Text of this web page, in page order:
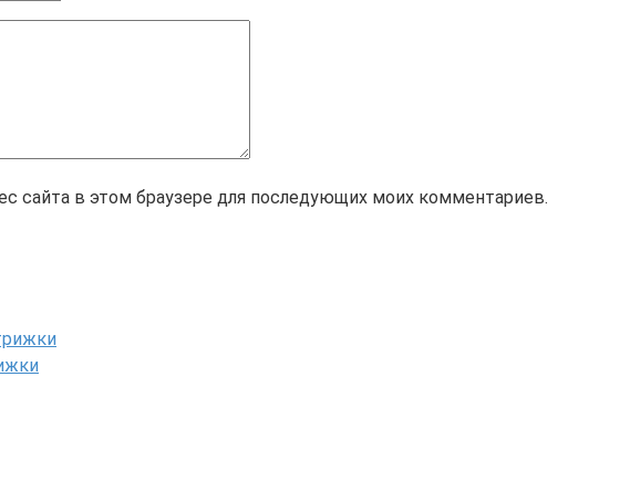
сайта в этом браузере для последующих моих комментариев.